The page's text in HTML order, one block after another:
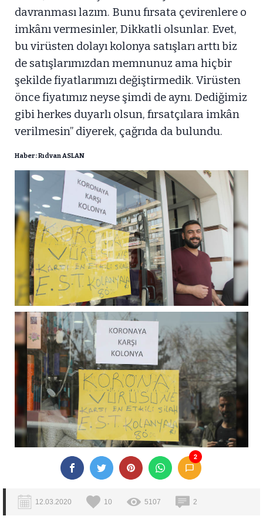
davranması lazım. Bunu fırsata çevirenlere o
imkânı vermesinler, Dikkatli olsunlar. Evet,
bu virüsten dolayı kolonya satışları arttı biz
de satışlarımızdan memnunuz ama hiçbir
şekilde fiyatlarımızı değiştirmedik. Virüsten
önce fiyatımız neyse şimdi de aynı. Dediğimiz
gibi herkes duyarlı olsun, fırsatçılara imkân
verilmesin” diyerek, çağrıda da bulundu.
Haber: Rıdvan ASLAN
2
12.03.2020 10 5107 2